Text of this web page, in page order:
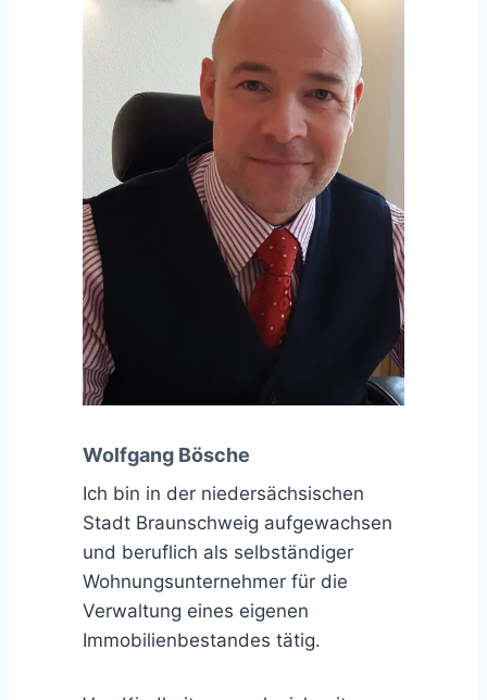
Wolfgang Bösche
Ich bin in der niedersächsischen
Stadt Braunschweig aufgewachsen
und beruflich als selbständiger
Wohnungs­unternehmer für die
Verwaltung eines eigenen
Immobilienbestandes tätig.